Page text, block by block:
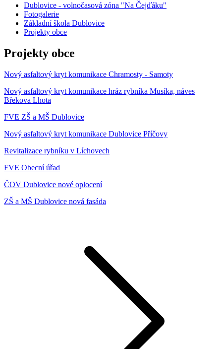
Dublovice - volnočasová zóna "Na Čejďáku"
Fotogalerie
Základní škola Dublovice
Projekty obce
Projekty obce
Nový asfaltový kryt komunikace Chramosty - Samoty
Nový asfaltový kryt komunikace hráz rybníka Musíka, náves
Břekova Lhota
FVE ZŠ a MŠ Dublovice
Nový asfaltový kryt komunikace Dublovice Příčovy
Revitalizace rybníku v Líchovech
FVE Obecní úřad
ČOV Dublovice nové oplocení
ZŠ a MŠ Dublovice nová fasáda